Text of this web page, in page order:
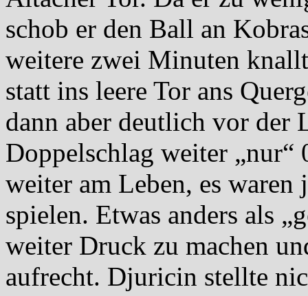
schob er den Ball an
weitere zwei Minuten
statt ins leere Tor ans
dann aber deutlich vor der
Doppelschlag weiter
weiter am Leben, es
spielen. Etwas anders als
weiter Druck zu machen
aufrecht. Djuricin stellte